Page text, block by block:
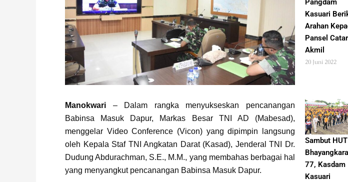
Manokwari – Dalam rangka menyukseskan pencanangan
Babinsa Masuk Dapur, Markas Besar TNI AD (Mabesad),
menggelar Video Conference (Vicon) yang dipimpin langsung
oleh Kepala Staf TNI Angkatan Darat (Kasad), Jenderal TNI Dr.
Dudung Abdurachman, S.E., M.M., yang membahas berbagai hal
yang menyangkut pencanangan Babinsa Masuk Dapur.
Pangdam
Kasuari
Arahan
Pansel Catar
Akmil
20 Juni 2022
Sambut HUT
77, Kasdam
Kasuari